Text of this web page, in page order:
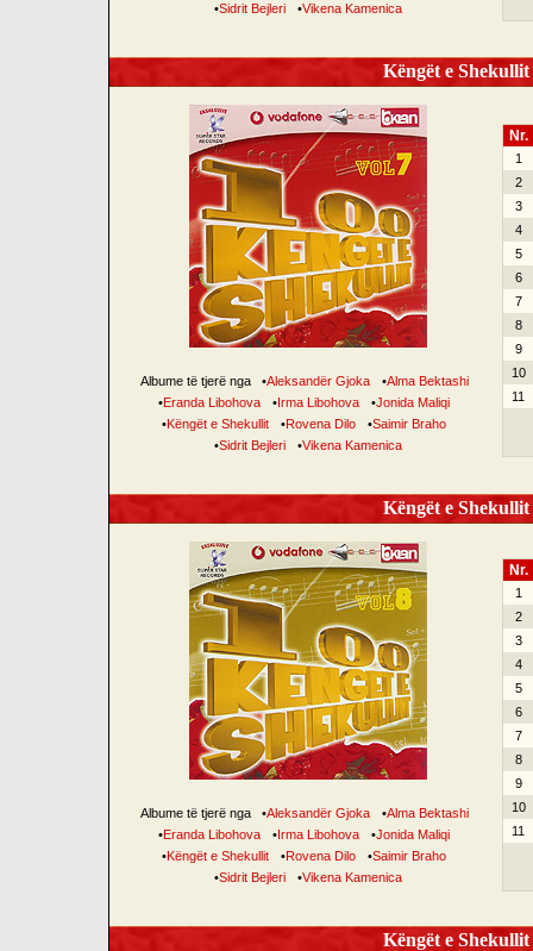
•Sidrit Bejleri •Vikena Kamenica
Këngët e
Albume të tjerë nga •Aleksandër Gjoka •Alma Bektashi
•Eranda Libohova •Irma Libohova •Jonida Maliqi
•Këngët e Shekullit •Rovena Dilo •Saimir Braho
•Sidrit Bejleri •Vikena Kamenica
Nr.
1
2
3
4
5
6
7
8
9
10
11
Këngët e
Albume të tjerë nga •Aleksandër Gjoka •Alma Bektashi
•Eranda Libohova •Irma Libohova •Jonida Maliqi
•Këngët e Shekullit •Rovena Dilo •Saimir Braho
•Sidrit Bejleri •Vikena Kamenica
Nr.
1
2
3
4
5
6
7
8
9
10
11
Këngët e